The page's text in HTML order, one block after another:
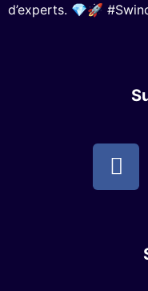
d’experts. 💎🚀